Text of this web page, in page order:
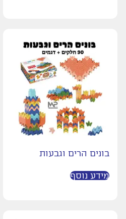
בונים הרים וגבעות
מידע נוסף